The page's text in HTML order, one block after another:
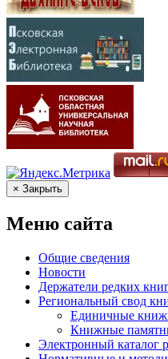
× Закрыть
Меню сайта
Общие сведения
Новости
Держатели редких
Региональный свод
Единичные
Книжные
Электронный каталог